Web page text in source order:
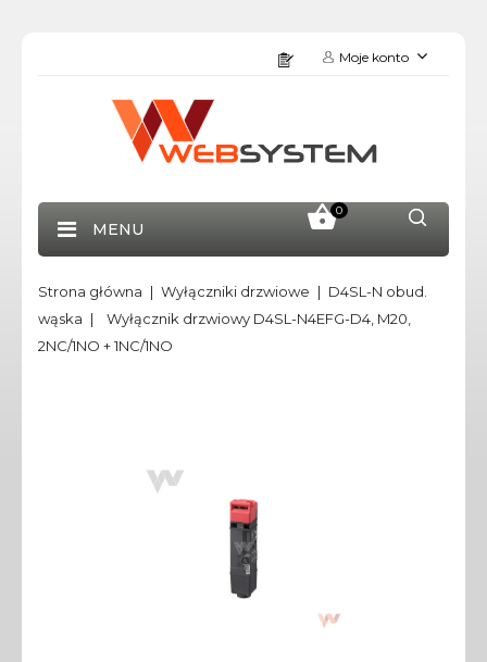
Moje konto
0
MENU
Strona główna Wyłączniki drzwiowe
D4SL-N obud.
wąska
Wyłącznik drzwiowy D4SL-N4EFG-D4, M20,
2NC/1NO + 1NC/1NO